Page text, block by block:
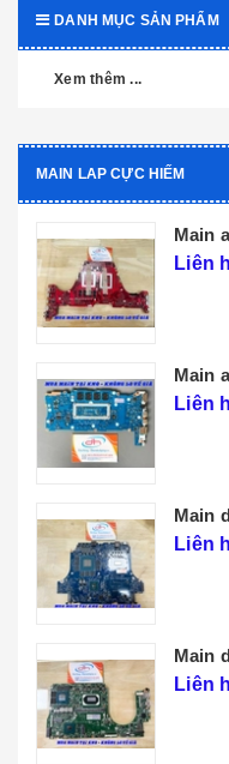
DANH MỤC SẢN PHẨM
Xem thêm ...
MAIN LAP CỰC HIẾM
Main
l071p
Main
Liên
CHÍNH SÁCH
BẢN ĐỒ